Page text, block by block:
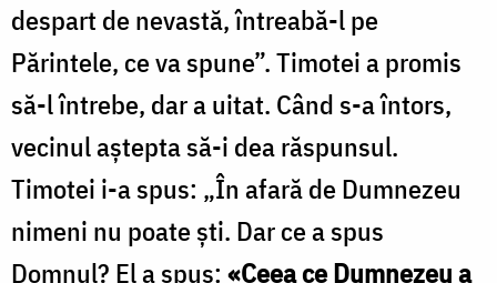
despart de nevastă, întreabă-l pe
Părintele, ce va spune”. Timotei a promis
să-l întrebe, dar a uitat. Când s-a întors,
vecinul aştepta să-i dea răspunsul.
Timotei i-a spus: „În afară de Dumnezeu
nimeni nu poate şti. Dar ce a spus
Domnul? El a spus: «Ceea ce Dumnezeu a